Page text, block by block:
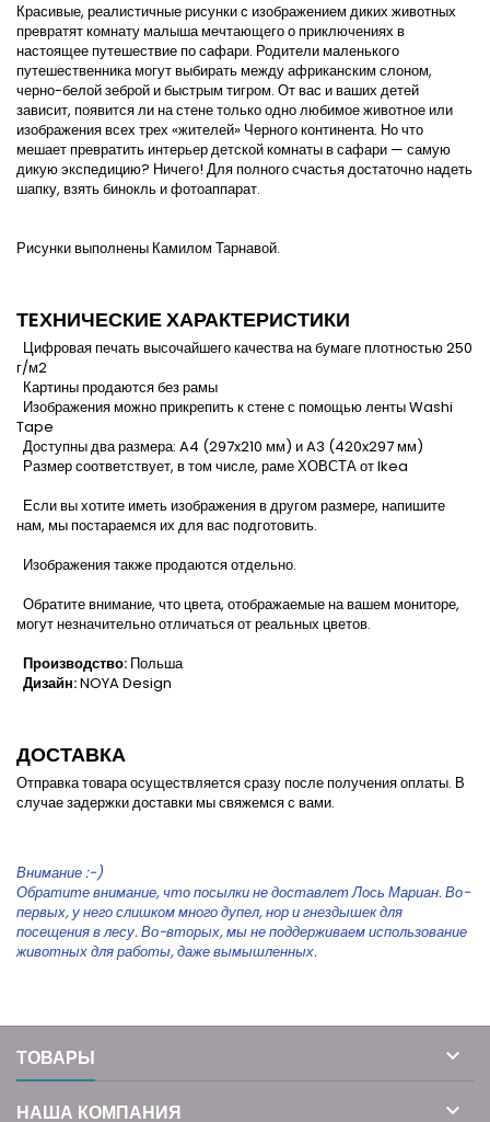
Красивые, реалистичные рисунки с изображением диких животных
превратят комнату малыша мечтающего о приключениях в
настоящее путешествие по сафари. Родители маленького
путешественника могут выбирать между африканским слоном,
черно-белой зеброй и быстрым тигром. От вас и ваших детей
зависит, появится ли на стене только одно любимое животное или
изображения всех трех «жителей» Черного континента. Но что
мешает превратить интерьер детской комнаты в сафари — самую
дикую экспедицию? Ничего! Для полного счастья достаточно надеть
шапку, взять бинокль и фотоаппарат.
Рисунки выполнены Камилом Тарнавой.
ТEХНИЧЕСКИЕ ХАРАКТЕРИСТИКИ
Цифровая печать высочайшего качества на бумаге плотностью 250
г/м2
Картины продаются без рамы
Изображения можно прикрепить к стене с помощью ленты Washi
Tape
Доступны два размера: A4 (297x210 мм) и A3 (420x297 мм)
Размер соответствует, в том числе, раме ХОВСТА от Ikea
Если вы хотите иметь изображения в другом размере, напишите
нам, мы постараемся их для вас подготовить.
Изображения также продаются отдельно.
Обратите внимание, что цвета, отображаемые на вашем мониторе,
могут незначительно отличаться от реальных цветов.
Производство: Польша
Дизайн:NOYA Design
ДОСТАВКА
Отправка товара осуществляется сразу после получения оплаты. В
случае задержки доставки мы свяжемся с вами.
Внимание :-)
Обратите внимание, что посылки не доставлет Лось Мариан. Во-
первых, у него слишком много дупел, нор и гнездышек для
посещения в лесу. Во-вторых, мы не поддерживаем использование
животных для работы, даже вымышленных.
ТОВАРЫ 
НАША КОМПАНИЯ 